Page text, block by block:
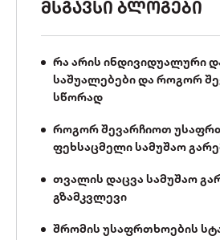
ᲛᲡᲒᲐᲕᲡᲘ ᲑᲚᲝᲒᲔᲑᲘ
რა არის ინდივიდუალური
საშუალებები და როგორ
სწორად
როგორ შევარჩიოთ
ფეხსაცმელი სამუშაო
თვალის დაცვა სამუშაო
გზამკვლევი
შრომის უსაფრთხოების